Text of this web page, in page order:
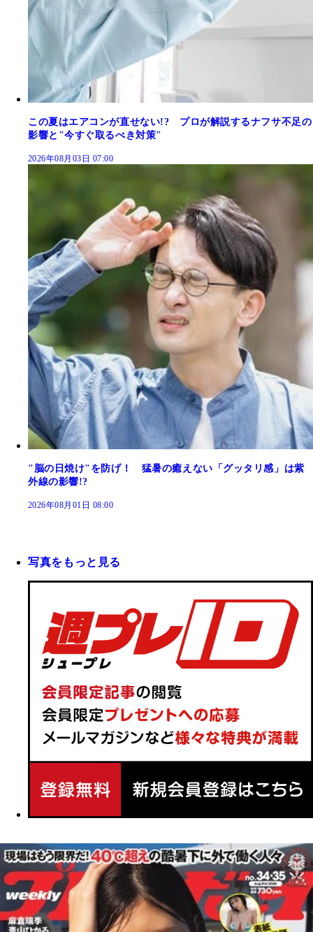
この夏はエアコンが直せない!? プロが解説するナフサ不足の
影響と"今すぐ取るべき対策"
2026年08月03日 07:00
"脳の日焼け"を防げ！ 猛暑の癒えない「グッタリ感」は紫
外線の影響!?
2026年08月01日 08:00
写真をもっと見る